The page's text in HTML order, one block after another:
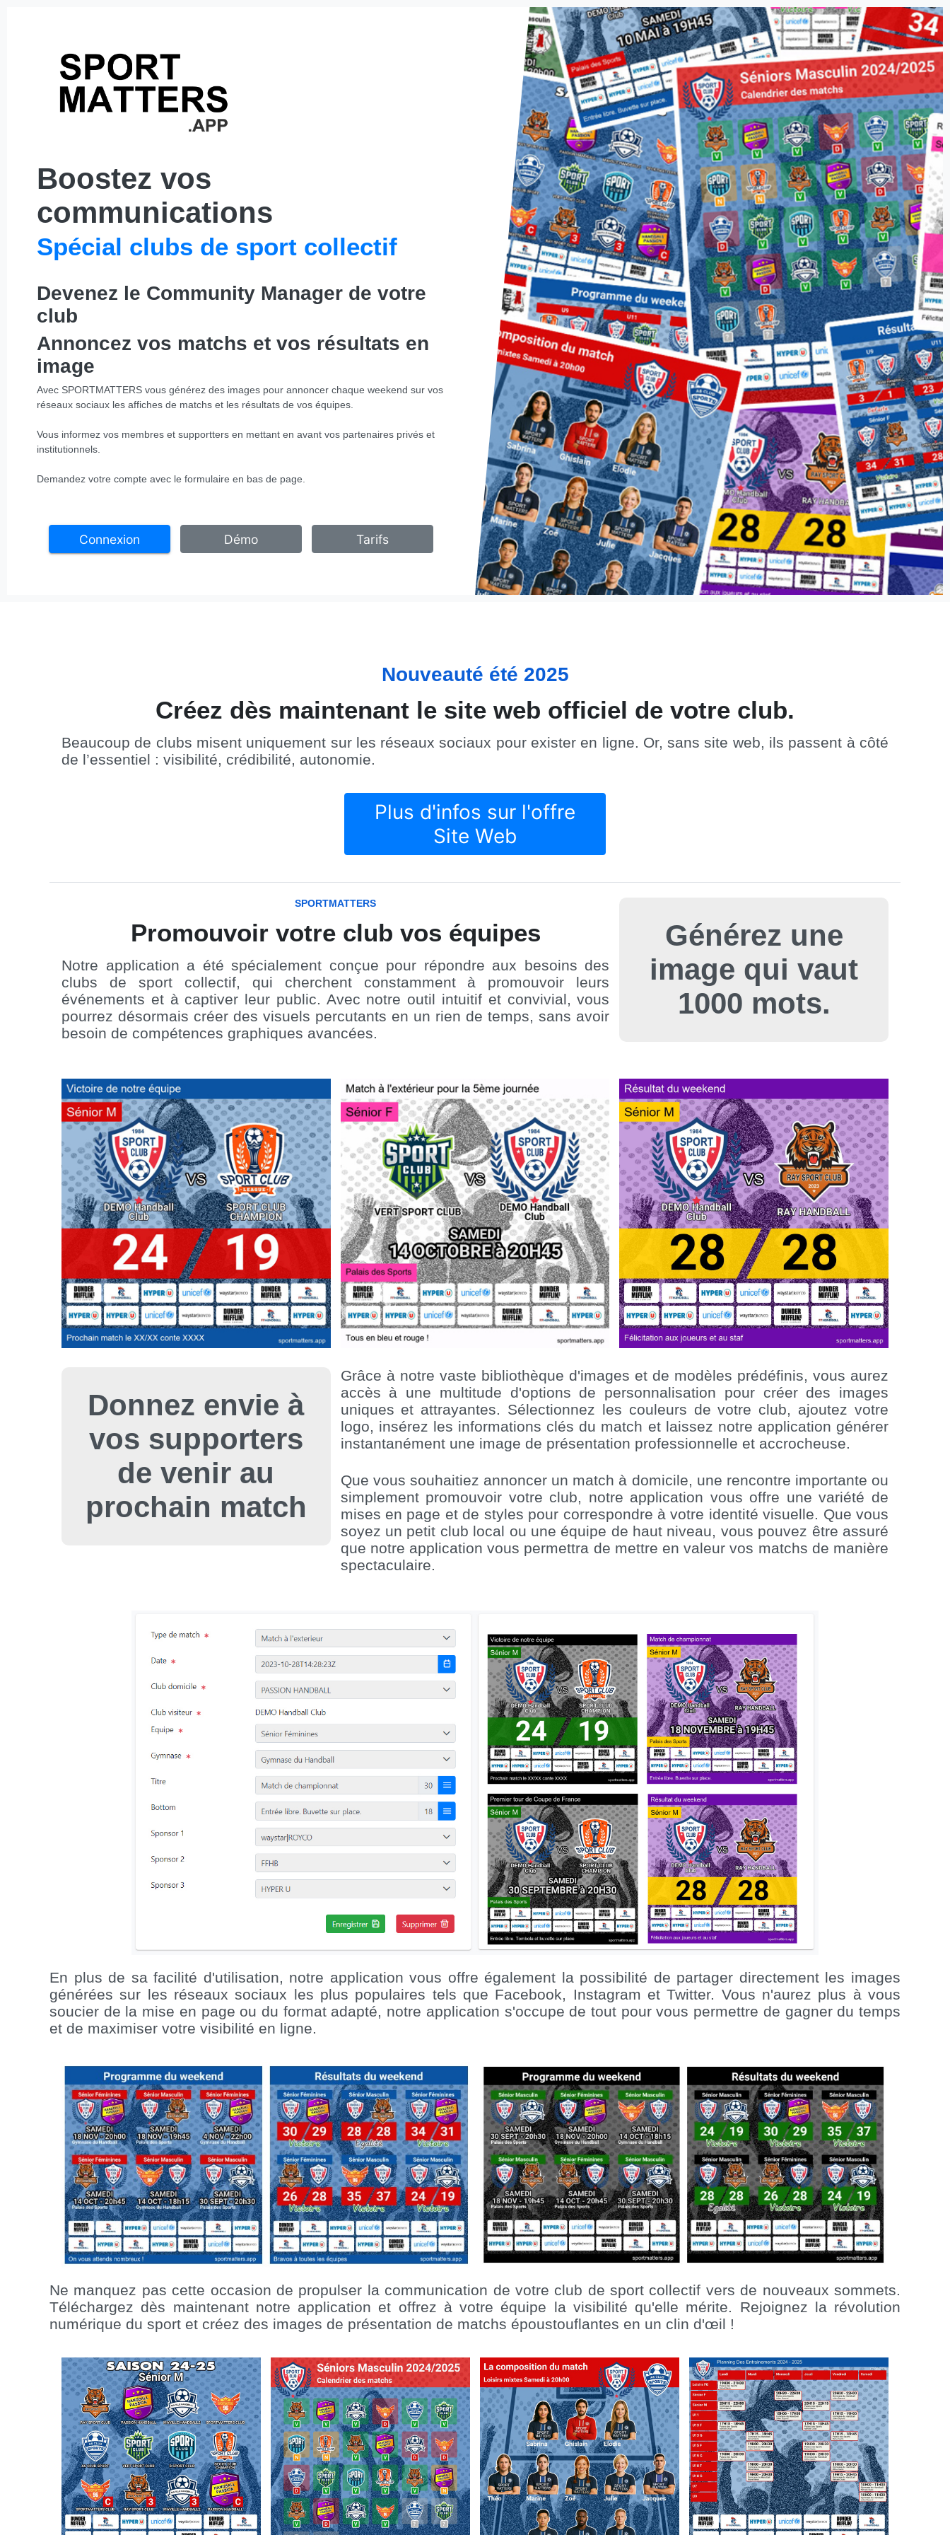
Boostez vos
communications
Spécial clubs de sport collectif
Devenez le Community Manager de votre
club
Annoncez vos matchs et vos résultats en
image
Avec SPORTMATTERS vous générez des images pour annoncer chaque weekend sur vos
réseaux sociaux les affiches de matchs et les résultats de vos équipes.
Vous informez vos membres et supportters en mettant en avant vos partenaires privés et
institutionnels.
Demandez votre compte avec le formulaire en bas de page.
Connexion Démo Tarifs
Nouveauté été 2025
Créez dès maintenant le site web officiel de votre club.
Beaucoup de clubs misent uniquement sur les réseaux sociaux pour exister en ligne. Or, sans site web, ils passent à côté
de l’essentiel : visibilité, crédibilité, autonomie.
Plus d'infos sur l'offre
Site Web
SPORTMATTERS
Promouvoir votre club vos équipes
Notre application a été spécialement conçue pour répondre aux besoins des
clubs de sport collectif, qui cherchent constamment à promouvoir leurs
événements et à captiver leur public. Avec notre outil intuitif et convivial, vous
pourrez désormais créer des visuels percutants en un rien de temps, sans avoir
besoin de compétences graphiques avancées.
Générez une
image qui vaut
1000 mots.
Donnez envie à
vos supporters
de venir au
prochain match
Grâce à notre vaste bibliothèque d'images et de modèles prédéfinis, vous aurez
accès à une multitude d'options de personnalisation pour créer des images
uniques et attrayantes. Sélectionnez les couleurs de votre club, ajoutez votre
logo, insérez les informations clés du match et laissez notre application générer
instantanément une image de présentation professionnelle et accrocheuse.
Que vous souhaitiez annoncer un match à domicile, une rencontre importante ou
simplement promouvoir votre club, notre application vous offre une variété de
mises en page et de styles pour correspondre à votre identité visuelle. Que vous
soyez un petit club local ou une équipe de haut niveau, vous pouvez être assuré
que notre application vous permettra de mettre en valeur vos matchs de manière
spectaculaire.
En plus de sa facilité d'utilisation, notre application vous offre également la possibilité de partager directement les images
générées sur les réseaux sociaux les plus populaires tels que Facebook, Instagram et Twitter. Vous n'aurez plus à vous
soucier de la mise en page ou du format adapté, notre application s'occupe de tout pour vous permettre de gagner du temps
et de maximiser votre visibilité en ligne.
Ne manquez pas cette occasion de propulser la communication de votre club de sport collectif vers de nouveaux sommets.
Téléchargez dès maintenant notre application et offrez à votre équipe la visibilité qu'elle mérite. Rejoignez la révolution
numérique du sport et créez des images de présentation de matchs époustouflantes en un clin d'œil !